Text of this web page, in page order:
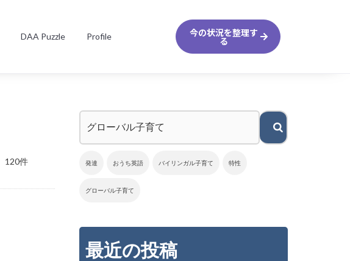
DAA Puzzle Profile 今の状況を整理す
る
120件 発達 おうち英語 バイリンガル子育て 特性
グローバル子育て
最近の投稿